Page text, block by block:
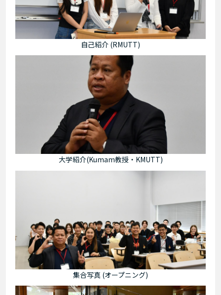
自己紹介 (RMUTT)
大学紹介(Kumam教授・KMUTT)
集合写真 (オープニング)